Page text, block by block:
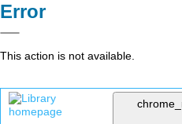
Error
This action is not available.